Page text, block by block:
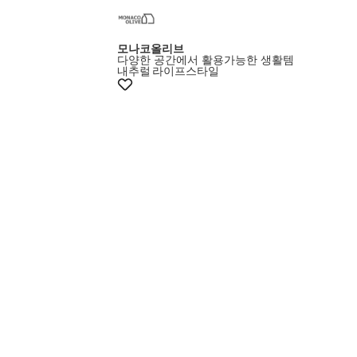
모나코올리브
다양한 공간에서 활용가능한 생활템
내추럴 라이프스타일